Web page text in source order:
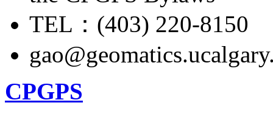
TEL：(403) 220-8150
CPGPS